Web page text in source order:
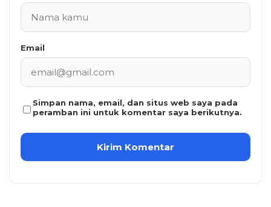
Email
Simpan nama, email, dan situs web saya pada
peramban ini untuk komentar saya berikutnya.